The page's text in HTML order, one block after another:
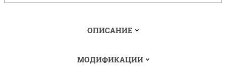
ОПИСАНИЕ
МОДИФИКАЦИИ